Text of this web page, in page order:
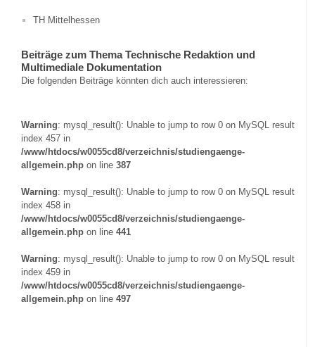
TH Mittelhessen
Beiträge zum Thema Technische Redaktion und
Multimediale Dokumentation
Die folgenden Beiträge könnten dich auch interessieren:
Warning: mysql_result(): Unable to jump to row 0 on MySQL result
index 457 in
/www/htdocs/w0055cd8/verzeichnis/studiengaenge-
allgemein.php on line 387
Warning: mysql_result(): Unable to jump to row 0 on MySQL result
index 458 in
/www/htdocs/w0055cd8/verzeichnis/studiengaenge-
allgemein.php on line 441
Warning: mysql_result(): Unable to jump to row 0 on MySQL result
index 459 in
/www/htdocs/w0055cd8/verzeichnis/studiengaenge-
allgemein.php on line 497